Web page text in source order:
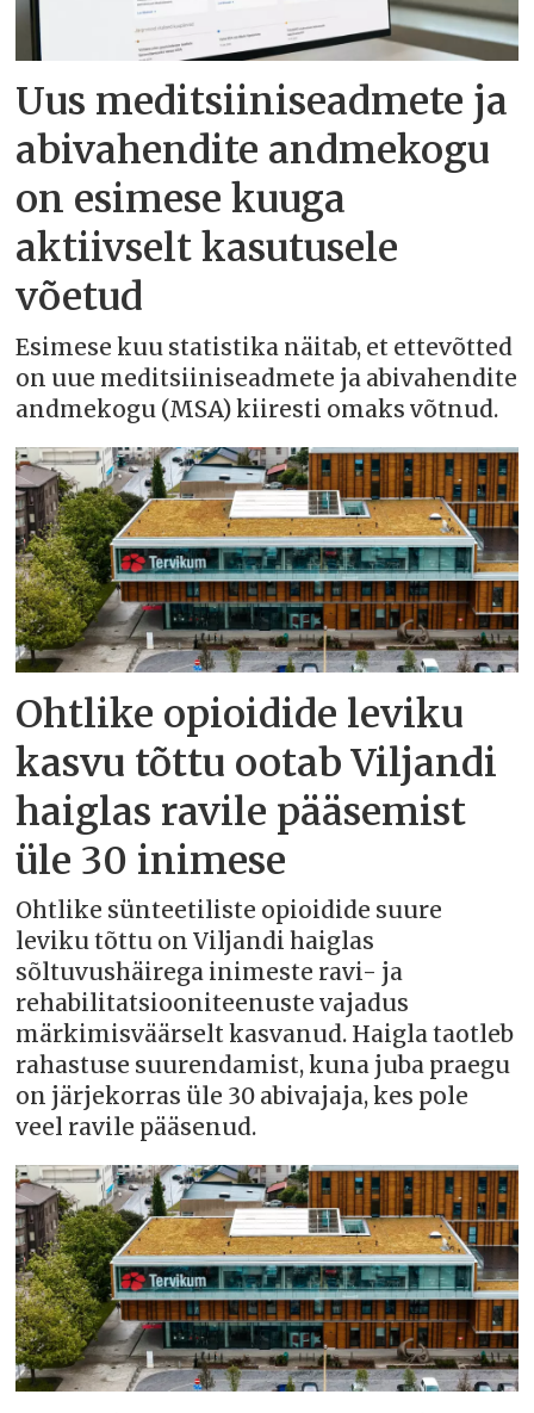
Uus meditsiiniseadmete ja
abivahendite andmekogu
on esimese kuuga
aktiivselt kasutusele
võetud
Esimese kuu statistika näitab, et ettevõtted
on uue meditsiiniseadmete ja abivahendite
andmekogu (MSA) kiiresti omaks võtnud.
Ohtlike opioidide leviku
kasvu tõttu ootab Viljandi
haiglas ravile pääsemist
üle 30 inimese
Ohtlike sünteetiliste opioidide suure
leviku tõttu on Viljandi haiglas
sõltuvushäirega inimeste ravi- ja
rehabilitatsiooniteenuste vajadus
märkimisväärselt kasvanud. Haigla taotleb
rahastuse suurendamist, kuna juba praegu
on järjekorras üle 30 abivajaja, kes pole
veel ravile pääsenud.